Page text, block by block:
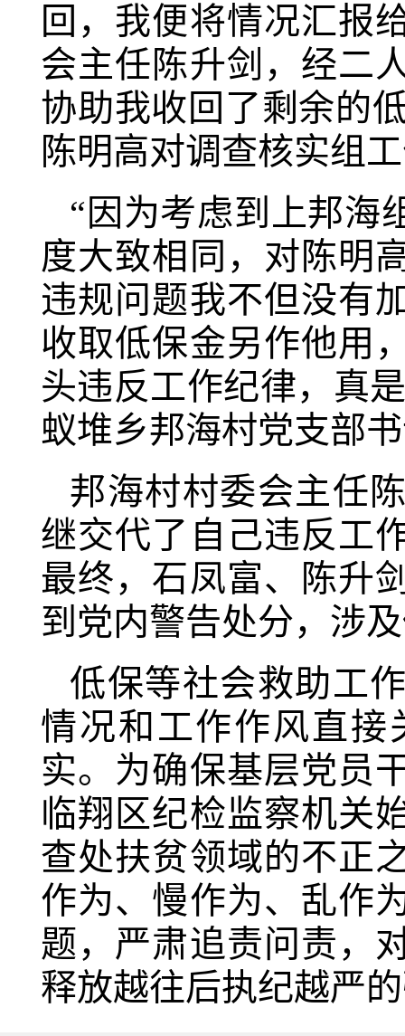
回，我便将情况汇报
会主任陈升剑，经二
协助我收回了剩余的
陈明高对调查核实组
“因为考虑到上邦海
度大致相同，对陈明
违规问题我不但没有
收取低保金另作他用
头违反工作纪律，真
蚁堆乡邦海村党支部
邦海村村委会主任
继交代了自己违反工
最终，石凤富、陈升
到党内警告处分，涉
低保等社会救助工
情况和工作作风直接
实。为确保基层党员
临翔区纪检监察机关
查处扶贫领域的不正
作为、慢作为、乱作
题，严肃追责问责，
释放越往后执纪越严